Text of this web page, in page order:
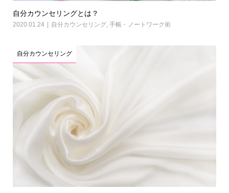
自分カウンセリングとは？
2020.01.24 自分カウンセリング, 手帳・ノートワーク術
自分カウンセリング